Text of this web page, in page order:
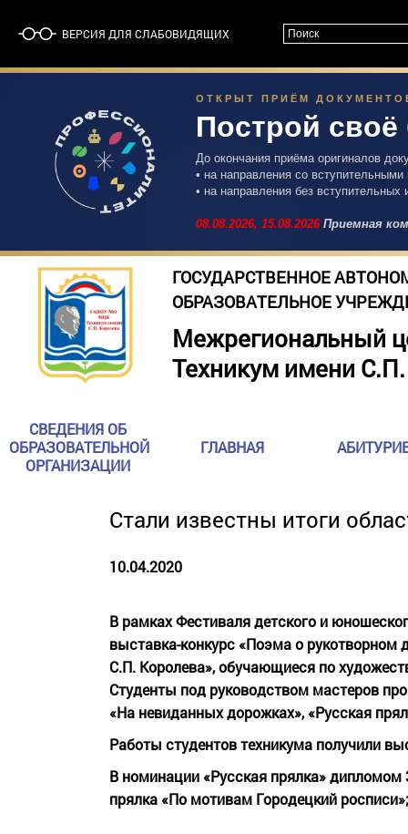
ВЕРСИЯ ДЛЯ СЛАБОВИДЯЩИХ
ОТКРЫТ ПРИЁМ
Построй
До окончания приёма оригиналов
• на направления со
• на направления без
08.08.2026, 15.08.2026Приемная
ГОСУДАРСТВЕННОЕ
ОБРАЗОВАТЕЛЬНОЕ
Межрегиональный
Техникум имени
СВЕДЕНИЯ ОБ
ОБРАЗОВАТЕЛЬНОЙ
ОРГАНИЗАЦИИ
ГЛАВНАЯ
Стали известны итоги
10.04.2020
В рамках Фестиваля детского и
выставка-конкурс «Поэма о
С.П. Королева», обучающиеся по
Студенты под руководством мастеров
«На невиданных дорожках», «Русская
Работы студентов техникума получили
В номинации «Русская прялка» дипломом
прялка «По мотивам Городецкий